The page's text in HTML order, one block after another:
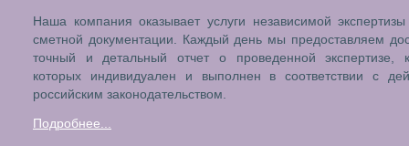
Наша компания оказывает услуги независимой экспертизы
сметной документации. Каждый день мы предоставляем
точный и детальный отчет о проведенной экспертизе,
которых индивидуален и выполнен в соответствии с
российским законодательством.
Подробнее...